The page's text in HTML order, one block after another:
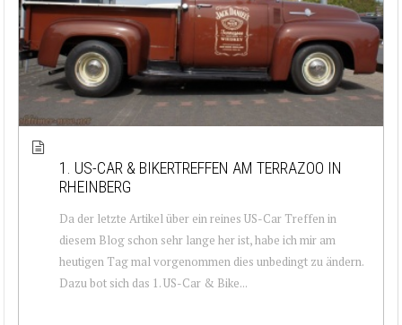
1. US-CAR & BIKERTREFFEN AM TERRAZOO IN
RHEINBERG
Da der letzte Artikel über ein reines US-Car Treffen in
diesem Blog schon sehr lange her ist, habe ich mir am
heutigen Tag mal vorgenommen dies unbedingt zu ändern.
Dazu bot sich das 1. US-Car & Bike...